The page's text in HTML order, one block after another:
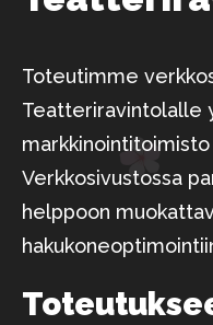
Toteutimme
Teatteriravintolalle
markkinointitoimisto
Verkkosivustossa
helppoon